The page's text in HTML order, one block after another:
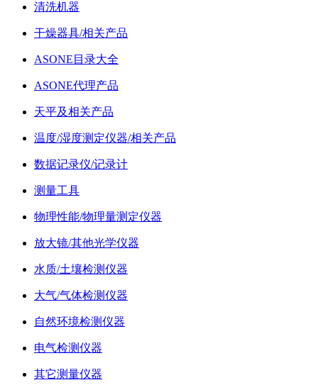
清洗机器
干燥器具/相关产品
ASONE目录大全
ASONE代理产品
天平及相关产品
温度/湿度测定仪器/相关产品
数据记录仪/记录计
测量工具
物理性能/物理量测定仪器
放大镜/其他光学仪器
水质/土壤检测仪器
大气/气体检测仪器
自然环境检测仪器
电气检测仪器
其它测量仪器